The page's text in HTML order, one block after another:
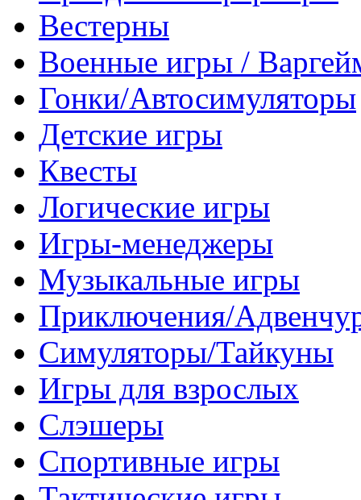
Вестерны
Военные игры /
Гонки/Автосимуляторы
Детские игры
Квесты
Логические игры
Игры-менеджеры
Музыкальные игры
Приключения/
Симуляторы/Тайкуны
Игры для взрослых
Слэшеры
Спортивные игры